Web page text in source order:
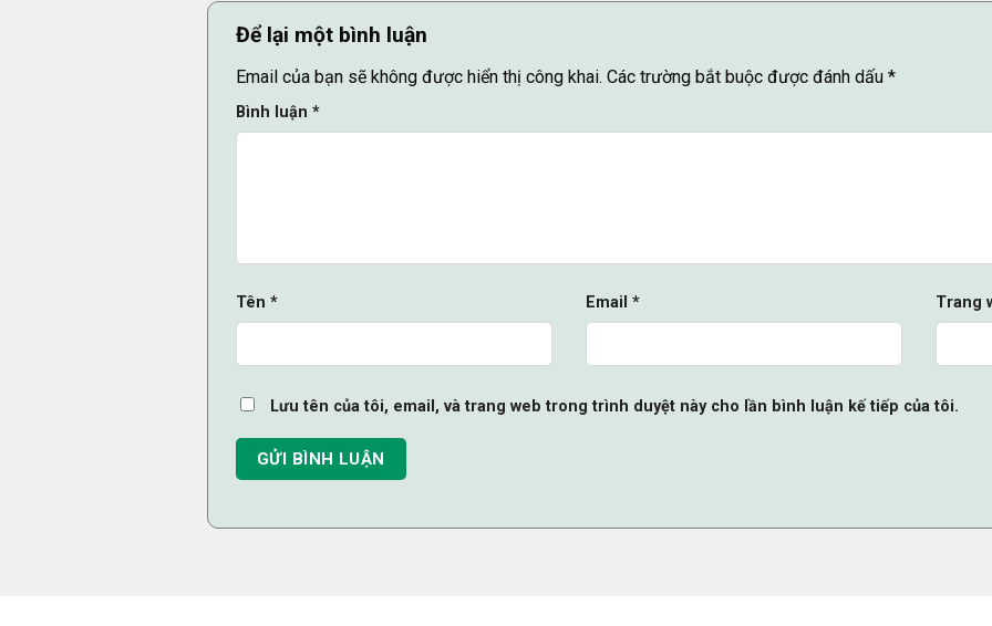
Để lại một bình luận
Email của bạn sẽ không được hiển thị công khai. Các trường bắt buộc được đánh dấu *
Bình luận *
Tên * Email * Trang
Lưu tên của tôi, email, và trang web trong trình duyệt này cho lần bình luận kế tiếp của tôi.